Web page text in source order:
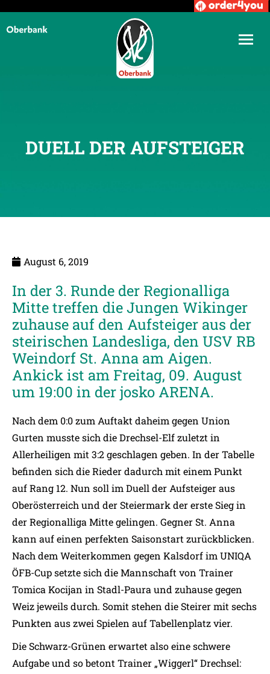
DUELL DER AUFSTEIGER
August 6, 2019
In der 3. Runde der Regionalliga
Mitte treffen die Jungen Wikinger
zuhause auf den Aufsteiger aus der
steirischen Landesliga, den USV RB
Weindorf St. Anna am Aigen.
Ankick ist am Freitag, 09. August
um 19:00 in der josko ARENA.
Nach dem 0:0 zum Auftakt daheim gegen Union
Gurten musste sich die Drechsel-Elf zuletzt in
Allerheiligen mit 3:2 geschlagen geben. In der Tabelle
befinden sich die Rieder dadurch mit einem Punkt
auf Rang 12. Nun soll im Duell der Aufsteiger aus
Oberösterreich und der Steiermark der erste Sieg in
der Regionalliga Mitte gelingen. Gegner St. Anna
kann auf einen perfekten Saisonstart zurückblicken.
Nach dem Weiterkommen gegen Kalsdorf im UNIQA
ÖFB-Cup setzte sich die Mannschaft von Trainer
Tomica Kocijan in Stadl-Paura und zuhause gegen
Weiz jeweils durch. Somit stehen die Steirer mit sechs
Punkten aus zwei Spielen auf Tabellenplatz vier.
Die Schwarz-Grünen erwartet also eine schwere
Aufgabe und so betont Trainer „Wiggerl“ Drechsel: